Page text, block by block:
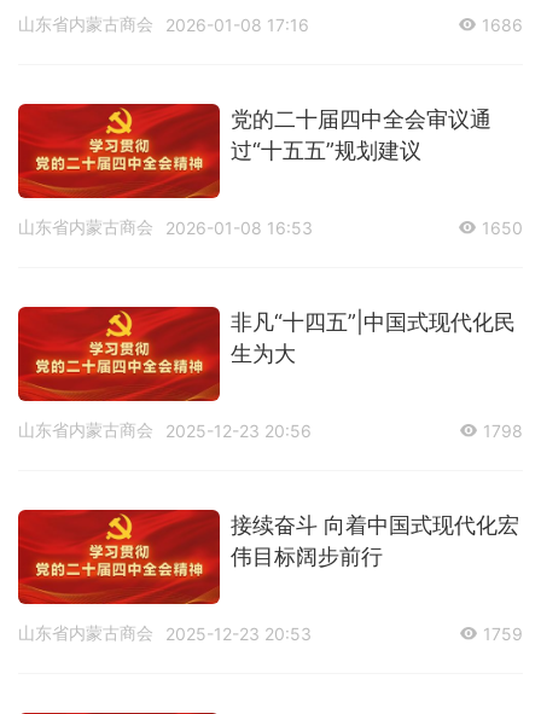
山东省内蒙古商会 2026-01-08 17:16 1686
党的二十届四中全会审议通
过“十五五”规划建议
山东省内蒙古商会 2026-01-08 16:53 1650
非凡“十四五”|中国式现代化民
生为大
山东省内蒙古商会 2025-12-23 20:56 1798
接续奋斗 向着中国式现代化宏
伟目标阔步前行
山东省内蒙古商会 2025-12-23 20:53 1759